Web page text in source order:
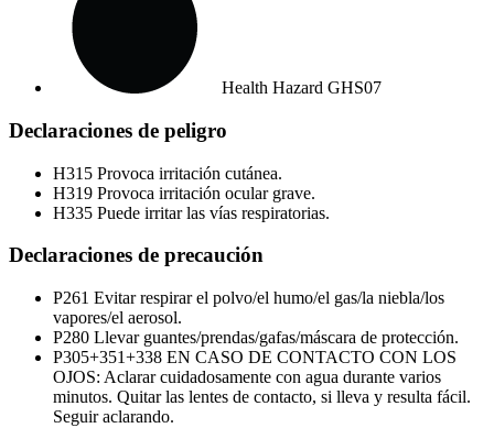
Health Hazard GHS07
Declaraciones de peligro
H315 Provoca irritación cutánea.
H319 Provoca irritación ocular grave.
H335 Puede irritar las vías respiratorias.
Declaraciones de precaución
P261 Evitar respirar el polvo/el humo/el gas/la niebla/los
vapores/el aerosol.
P280 Llevar guantes/prendas/gafas/máscara de protección.
P305+351+338 EN CASO DE CONTACTO CON LOS
OJOS: Aclarar cuidadosamente con agua durante varios
minutos. Quitar las lentes de contacto, si lleva y resulta fácil.
Seguir aclarando.